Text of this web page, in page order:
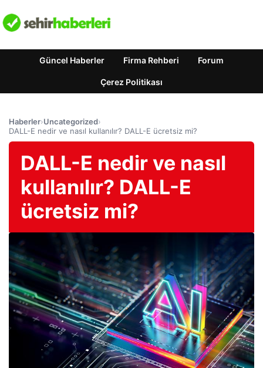
Güncel Haberler Firma Rehberi Forum
Çerez Politikası
Haberler›Uncategorized›
DALL-E nedir ve nasıl kullanılır? DALL-E ücretsiz mi?
DALL-E nedir ve nasıl
kullanılır? DALL-E
ücretsiz mi?